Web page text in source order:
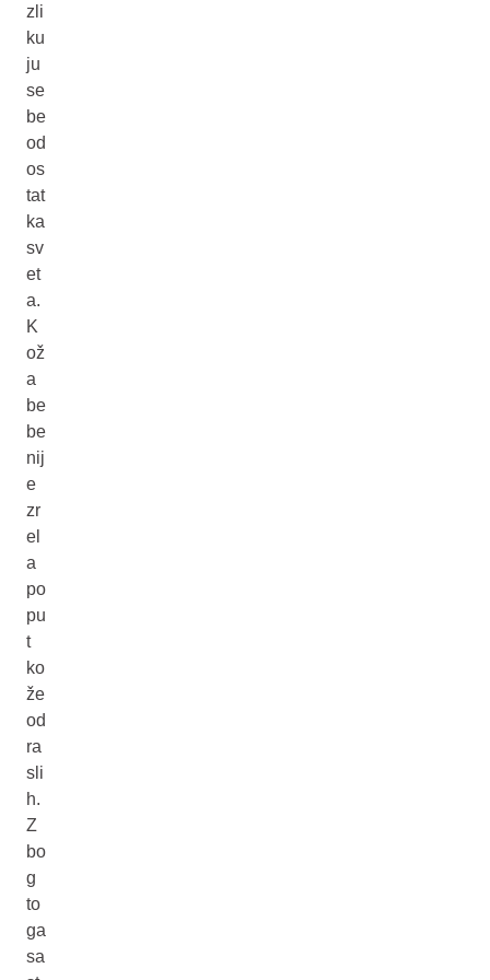
zli
ku
ju
se
be
od
os
tat
ka
sv
et
a.
K
ož
a
be
be
nij
e
zr
el
a
po
pu
t
ko
že
od
ra
sli
h.
Z
bo
g
to
ga
sa